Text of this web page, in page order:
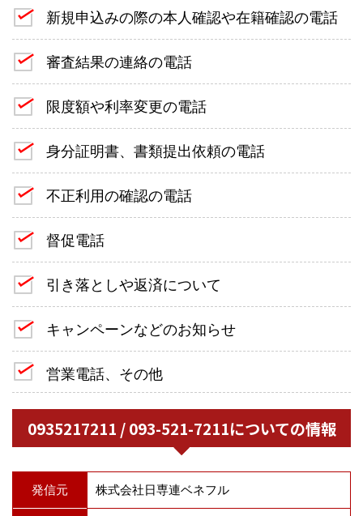
新規申込みの際の本人確認や在籍確認の電話
審査結果の連絡の電話
限度額や利率変更の電話
身分証明書、書類提出依頼の電話
不正利用の確認の電話
督促電話
引き落としや返済について
キャンペーンなどのお知らせ
営業電話、その他
0935217211 / 093-521-7211についての情報
発信元 株式会社日専連ベネフル